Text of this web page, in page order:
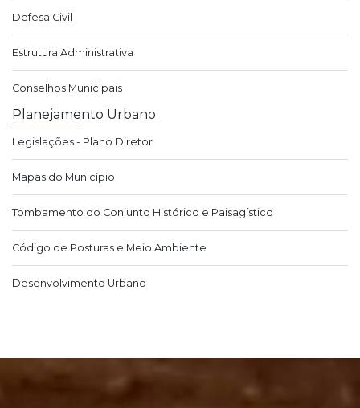
Defesa Civil
Estrutura Administrativa
Conselhos Municipais
Planejamento Urbano
Legislações - Plano Diretor
Mapas do Município
Tombamento do Conjunto Histórico e Paisagístico
Código de Posturas e Meio Ambiente
Desenvolvimento Urbano